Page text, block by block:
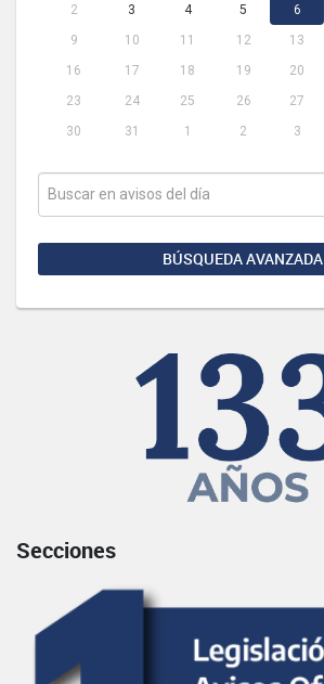
2
3 4 5 6
9
10 11 12 13
16
17 18 19 20
23
24 25 26 27
30
31 1 2 3
BÚSQUEDA AVANZADA
Secciones